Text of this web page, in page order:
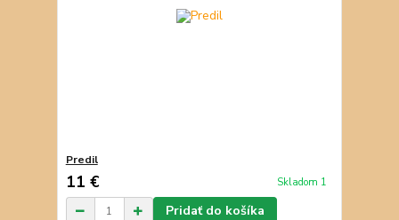
Predil
11 € Skladom 1
Pridať do košíka